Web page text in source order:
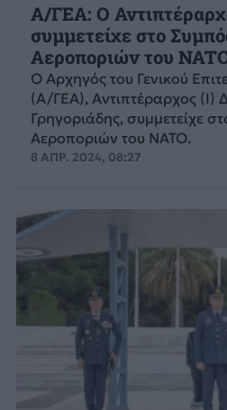
Α/ΓΕΑ: Ο
συμμετείχε στο
Αεροποριών του
Ο Αρχηγός του Γενικού
(Α/ΓΕΑ), Αντιπτέραρχος (Ι)
Γρηγοριάδης, συμμετείχε
Αεροποριών του ΝΑΤΟ.
8 ΑΠΡ. 2024, 08:27